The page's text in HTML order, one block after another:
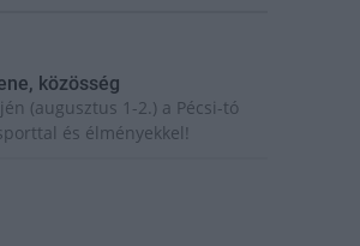
közösség
(augusztus 1-2.) a Pécsi-tó
és élményekkel!